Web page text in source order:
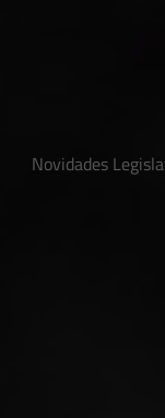
Novidades